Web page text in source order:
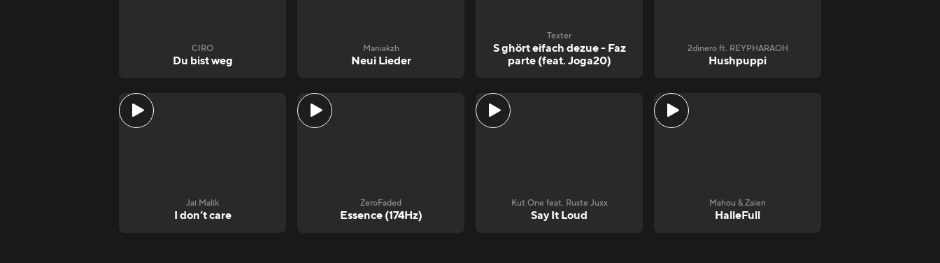
CIRO
Du bist weg
Maniakzh
Neui Lieder
Texter
S ghört eifach dezue - Faz
parte (feat. Joga20)
2dinero ft. REYPHARAOH
Hushpuppi
Jai Malik
I don‘t care
ZeroFaded
Essence (174Hz)
Kut One feat. Ruste Juxx
Say It Loud
Mahou & Zaien
HalleFull